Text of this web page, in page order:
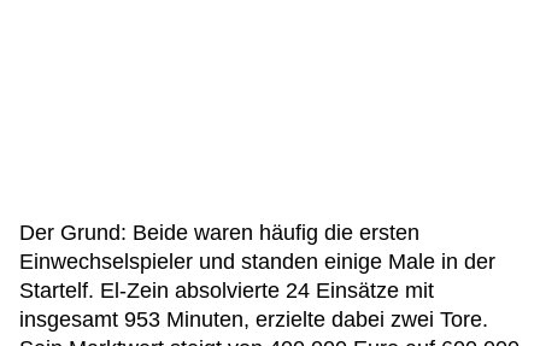
Der Grund: Beide waren häufig die ersten
Einwechselspieler und standen einige Male in der
Startelf. El-Zein absolvierte 24 Einsätze mit
insgesamt 953 Minuten, erzielte dabei zwei Tore.